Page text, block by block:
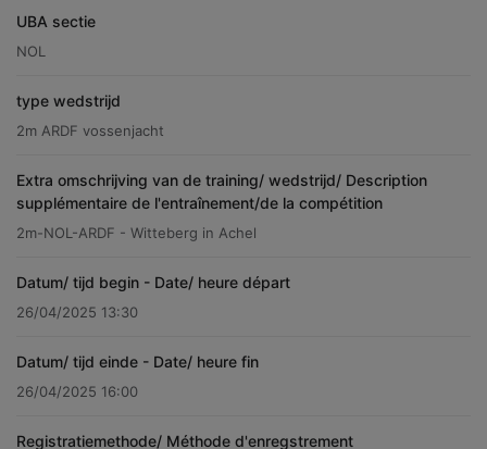
UBA sectie
NOL
type wedstrijd
2m ARDF vossenjacht
Extra omschrijving van de training/ wedstrijd/ Description
supplémentaire de l'entraînement/de la compétition
2m-NOL-ARDF - Witteberg in Achel
Datum/ tijd begin - Date/ heure départ
26/04/2025 13:30
Datum/ tijd einde - Date/ heure fin
26/04/2025 16:00
Registratiemethode/ Méthode d'enregstrement